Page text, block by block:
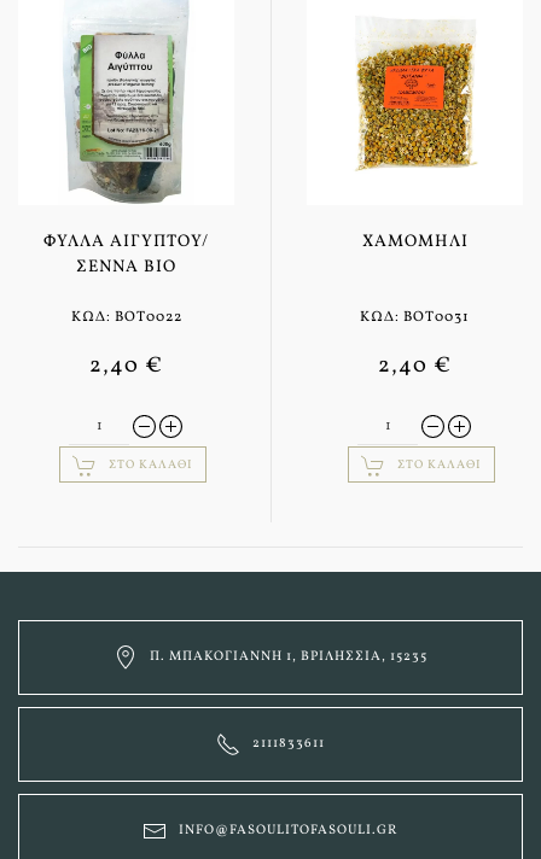
ΦΎΛΛΑ ΑΙΓΎΠΤΟΥ/
ΣΈΝΝΑ BIO
ΚΩΔ: BOT0022
2,40 €
ΣΤΟ ΚΑΛΆΘΙ
ΧΑΜΟΜΉΛΙ
ΚΩΔ: BOT0031
2,40 €
ΣΤΟ ΚΑΛΆΘΙ
Π. ΜΠΑΚΟΓΙΆΝΝΗ 1, ΒΡΙΛΉΣΣΙΑ, 15235
2111833611
INFO@FASOULITOFASOULI.GR